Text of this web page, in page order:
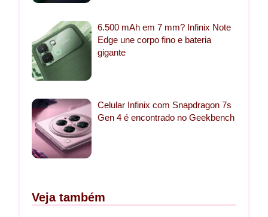
6.500 mAh em 7 mm? Infinix Note
Edge une corpo fino e bateria
gigante
Celular Infinix com Snapdragon 7s
Gen 4 é encontrado no Geekbench
Veja também